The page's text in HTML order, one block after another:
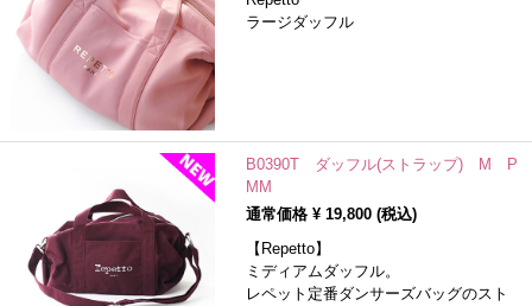
ラージダッフル
B0390T ダッフル(ストラップ) M P
MM
通常価格 ¥ 19,800(税込)
【Repetto】
ミディアムダッフル。
レペット定番ダンサーズバッグのスト